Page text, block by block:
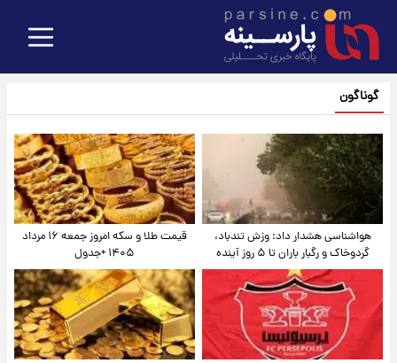
گوناگون
هواشناسی هشدار داد: وزش تندباد،
گردوخاک و رگبار باران تا ۵ روز آینده
قیمت طلا و سکه امروز جمعه ۱۶ مرداد
۱۴۰۵ +جدول